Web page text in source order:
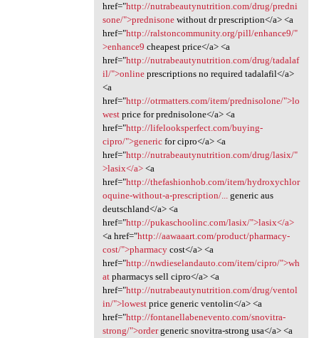
href="http://nutrabeautynutrition.com/drug/predni
sone/">prednisonewithout dr prescription</a> <a
href="http://ralstoncommunity.org/pill/enhance9/"
>enhance9 cheapest price</a> <a
href="http://nutrabeautynutrition.com/drug/tadalaf
il/">onlineprescriptions no required tadalafil</a>
<a
href="http://otrmatters.com/item/prednisolone/">lo
westprice for prednisolone</a> <a
href="http://lifelooksperfect.com/buying-
cipro/">genericfor cipro</a> <a
href="http://nutrabeautynutrition.com/drug/lasix/"
>lasix</a><a
href="http://thefashionhob.com/item/hydroxychlor
oquine-without-a-prescription/...generic aus
deutschland</a> <a
href="http://pukaschoolinc.com/lasix/">lasix</a>
<a href="http://aawaaart.com/product/pharmacy-
cost/">pharmacycost</a> <a
href="http://nwdieselandauto.com/item/cipro/">wh
atpharmacys sell cipro</a> <a
href="http://nutrabeautynutrition.com/drug/ventol
in/">lowestprice generic ventolin</a> <a
href="http://fontanellabenevento.com/snovitra-
strong/">ordergeneric snovitra-strong usa</a> <a